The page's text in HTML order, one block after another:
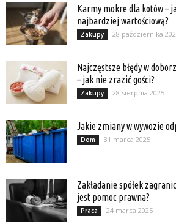
Karmy mokre dla kotów –
najbardziej wartościową?
Zakupy 28 października
Najczęstsze błędy w
– jak nie zrazić gości?
Zakupy 28 sierpnia 2025
Jakie zmiany w wywozie
Dom 31 marca 2025
Zakładanie spółek
jest pomoc prawna?
Praca 24 marca 2025